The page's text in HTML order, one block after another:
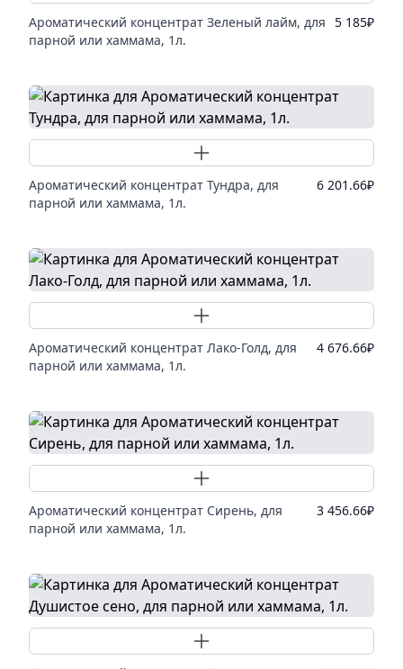
Ароматический концентрат Зеленый лайм, для
парной или хаммама, 1л.
5 185₽
Добавить товар
Ароматический концентрат Тундра, для
парной или хаммама, 1л.
6 201.66₽
Добавить товар
Ароматический концентрат Лако-Голд, для
парной или хаммама, 1л.
4 676.66₽
Добавить товар
Ароматический концентрат Сирень, для
парной или хаммама, 1л.
3 456.66₽
Добавить товар